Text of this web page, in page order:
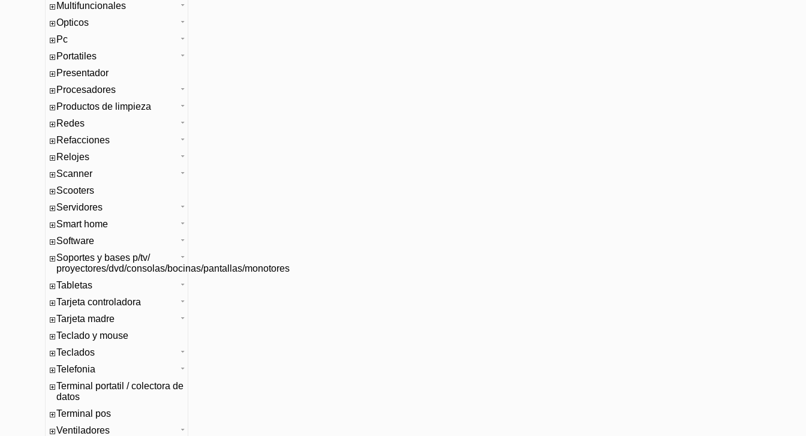
Multifuncionales
Opticos
Pc
Portatiles
Presentador
Procesadores
Productos de limpieza
Redes
Refacciones
Relojes
Scanner
Scooters
Servidores
Smart home
Software
Soportes y bases p/tv/
proyectores/dvd/consolas/bocinas/pantallas/monotores
Tabletas
Tarjeta controladora
Tarjeta madre
Teclado y mouse
Teclados
Telefonia
Terminal portatil / colectora de
datos
Terminal pos
Ventiladores